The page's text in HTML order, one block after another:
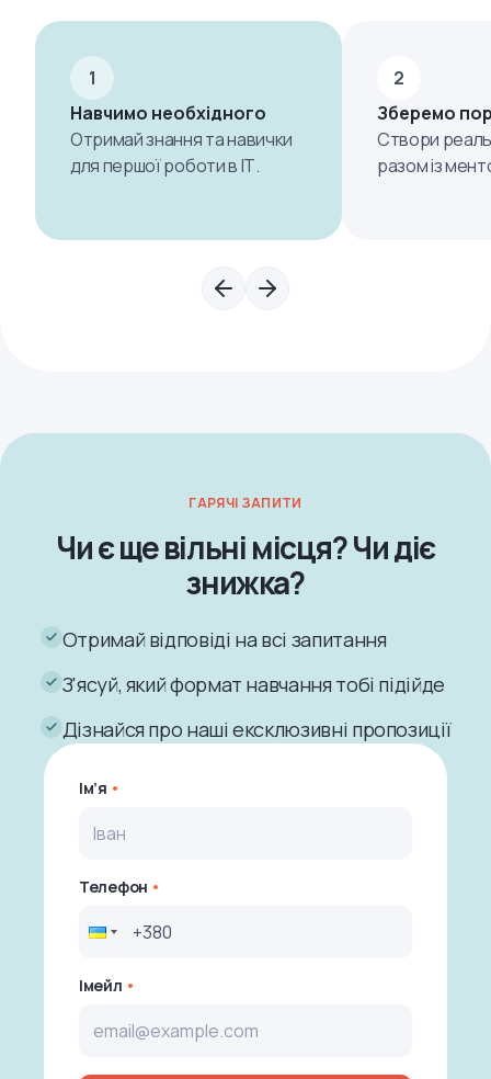
1
Навчимо необхідного
Отримай знання та навички
для першої роботи в ІТ.
2
Зберемо
Створи
разом із
ГАРЯЧІ ЗАПИТИ
Чи є ще вільні місця? Чи діє
знижка?
Отримай відповіді на всі запитання
З'ясуй, який формат навчання тобі підійде
Дізнайся про наші ексклюзивні пропозиції
Ім’я
Телефон
Імейл